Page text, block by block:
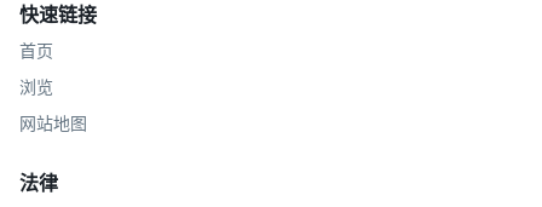
快速链接
首页
浏览
网站地图
法律